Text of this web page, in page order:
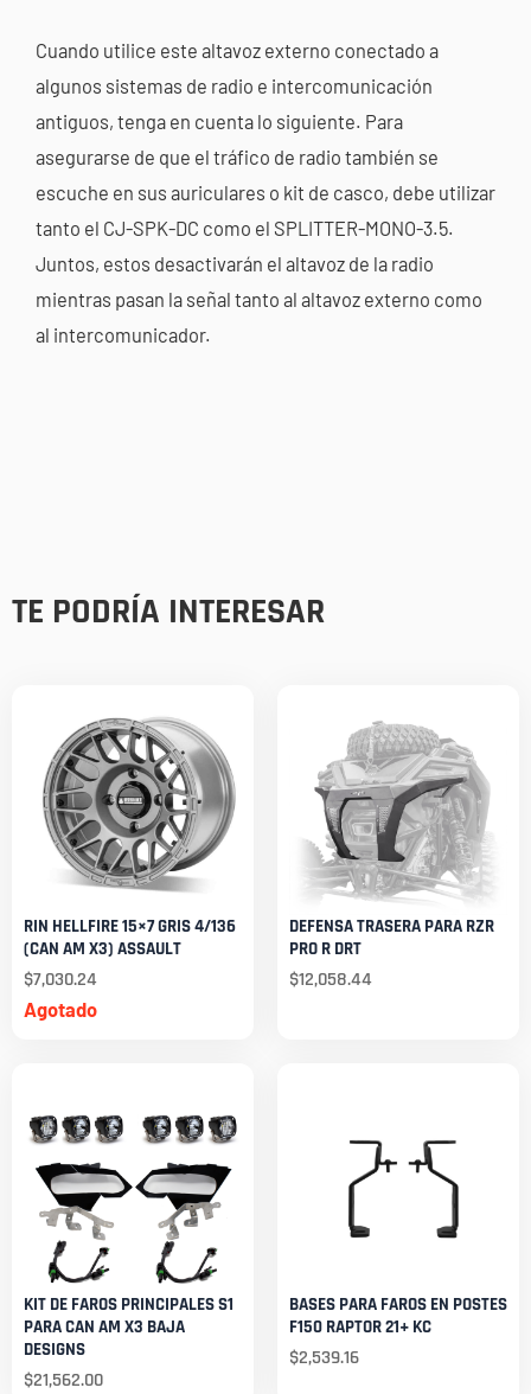
Cuando utilice este altavoz externo conectado a
algunos sistemas de radio e intercomunicación
antiguos, tenga en cuenta lo siguiente. Para
asegurarse de que el tráfico de radio también se
escuche en sus auriculares o kit de casco, debe utilizar
tanto el CJ-SPK-DC como el SPLITTER-MONO-3.5.
Juntos, estos desactivarán el altavoz de la radio
mientras pasan la señal tanto al altavoz externo como
al intercomunicador.
TE PODRÍA INTERESAR
Agotado
RIN HELLFIRE 15×7 GRIS 4/136
(CAN AM X3) ASSAULT
$7,030.24
DEFENSA TRASERA PARA RZR
PRO R DRT
$12,058.44
KIT DE FAROS PRINCIPALES S1
PARA CAN AM X3 BAJA
DESIGNS
$21,562.00
BASES PARA FAROS EN POSTES
F150 RAPTOR 21+ KC
$2,539.16